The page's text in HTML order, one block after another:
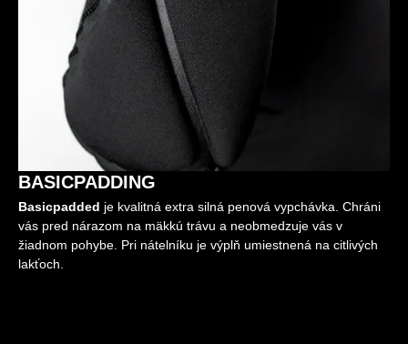
BASICPADDING
Basicpadded je kvalitná extra silná penová vypchávka. Chráni
vás pred nárazom na mäkkú trávu a neobmedzuje vás v
žiadnom pohybe. Pri nátelníku je výplň umiestnená na citlivých
lakťoch.